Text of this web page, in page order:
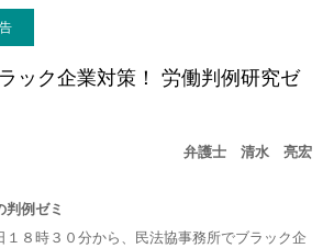
ック企業対策！ 労働判例研究ゼ
弁護士 清水 亮宏
例ゼミ
１８時３０分から、民法協事務所でブラック企